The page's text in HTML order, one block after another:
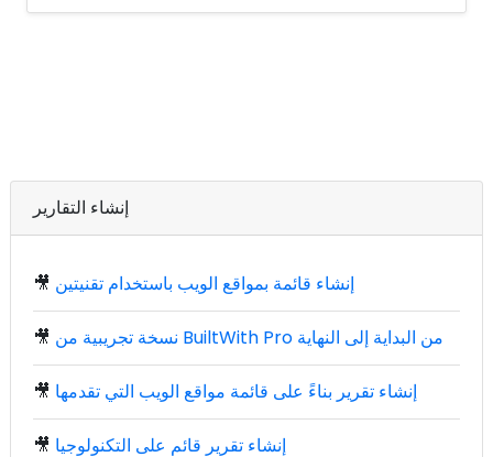
إنشاء التقارير
🎥 إنشاء قائمة بمواقع الويب باستخدام تقنيتين
🎥 نسخة تجريبية من BuiltWith Pro من البداية إلى النهاية
🎥 إنشاء تقرير بناءً على قائمة مواقع الويب التي تقدمها
🎥 إنشاء تقرير قائم على التكنولوجيا